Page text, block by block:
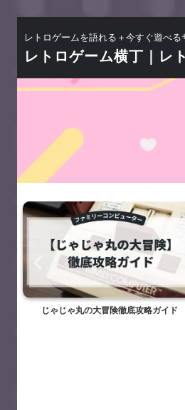
レトロゲームを語れる＋今すぐ遊べる
レトロゲーム横丁｜レ
じゃじゃ丸の大冒険徹底攻略ガイド